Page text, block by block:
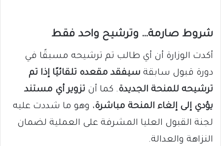
شروط صارمة… وترشيح واحد فقط
أكدت الوزارة أن أي طالب تم ترشيحه مسبقًا في
دورة قبول سابقة سيفقد مقعده تلقائيًا إذا تم
ترشيحه للمنحة الجديدة. كما أن تزوير أي مستند
يؤدي إلى إلغاء المنحة مباشرة، وهو ما شددت عليه
لجنة القبول العليا المشرفة على العملية لضمان
النزاهة والعدالة.